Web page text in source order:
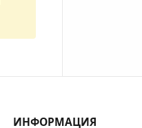
ИНФОРМАЦИЯ